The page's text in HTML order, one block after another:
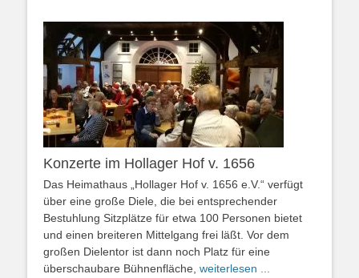
Konzerte im Hollager Hof v. 1656
Das Heimathaus „Hollager Hof v. 1656 e.V.“ verfügt
über eine große Diele, die bei entsprechender
Bestuhlung Sitzplätze für etwa 100 Personen bietet
und einen breiteren Mittelgang frei läßt. Vor dem
großen Dielentor ist dann noch Platz für eine
überschaubare Bühnenfläche, weiterlesen ...